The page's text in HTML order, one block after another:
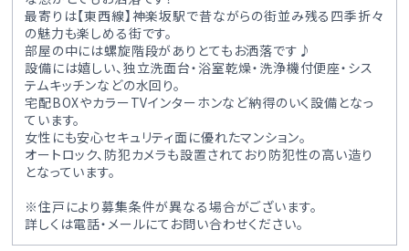
最寄りは【東西線】神楽坂駅で昔ながらの街並み残る四季折々
の魅力も楽しめる街です。
部屋の中には螺旋階段がありとてもお洒落です♪
設備には嬉しい、独立洗面台・浴室乾燥・洗浄機付便座・シス
テムキッチンなどの水回り。
宅配BOXやカラーTVインターホンなど納得のいく設備となっ
ています。
女性にも安心セキュリティ面に優れたマンション。
オートロック、防犯カメラも設置されており防犯性の高い造り
となっています。
※住戸により募集条件が異なる場合がございます。
詳しくは電話・メールにてお問い合わせください。